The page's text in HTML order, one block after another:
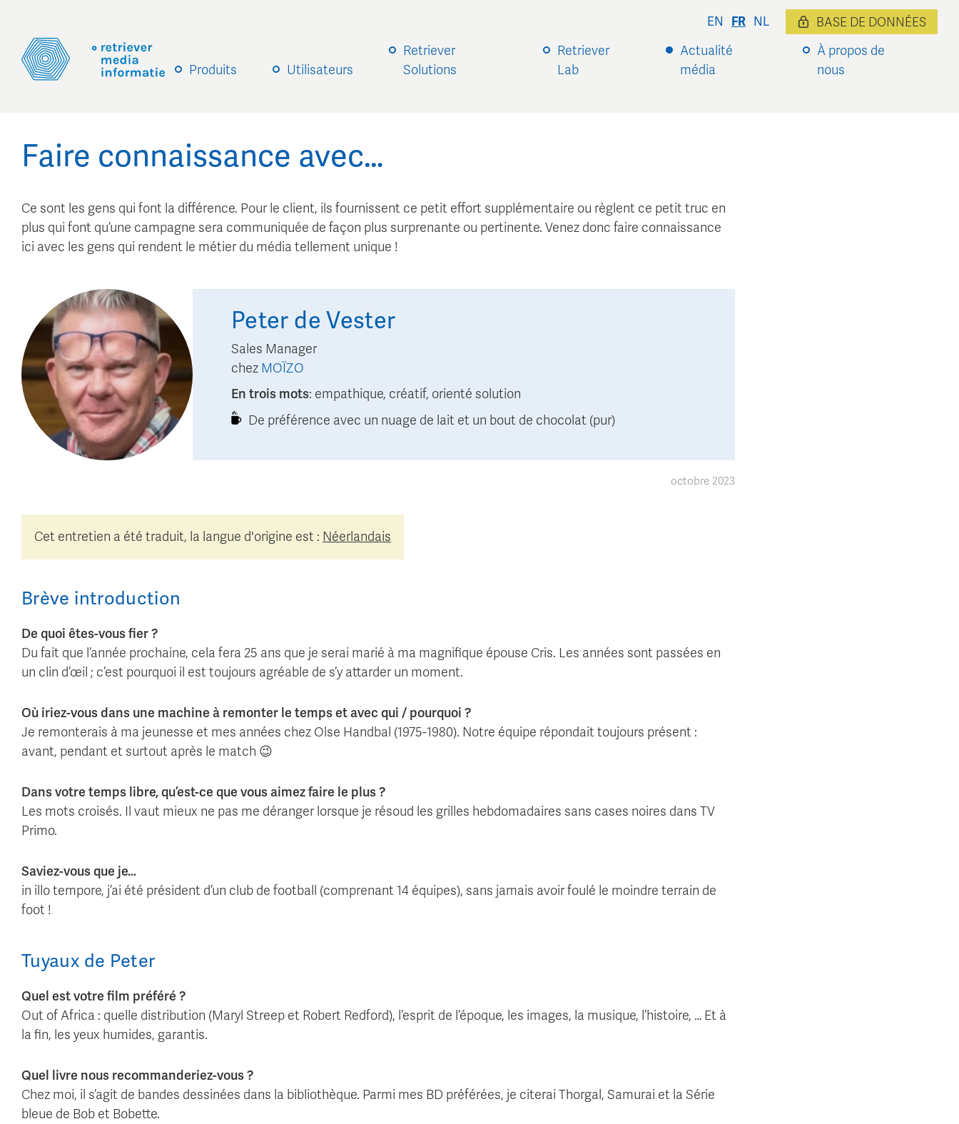
Produits Utilisateurs
Retriever
Solutions
Retriever
Lab
Actualité
média
À propos de
nous
EN FR NL BASE DE DONNÉES
Faire connaissance avec…
Ce sont les gens qui font la différence. Pour le client, ils fournissent ce petit effort supplémentaire ou règlent ce petit truc en
plus qui font qu’une campagne sera communiquée de façon plus surprenante ou pertinente. Venez donc faire connaissance
ici avec les gens qui rendent le métier du média tellement unique !
Peter de Vester
Sales Manager
chez MOÏZO
En trois mots: empathique, créatif, orienté solution
De préférence avec un nuage de lait et un bout de chocolat (pur)
octobre 2023
Cet entretien a été traduit, la langue d'origine est : Néerlandais
Brève introduction
De quoi êtes-vous fier ?
Du fait que l’année prochaine, cela fera 25 ans que je serai marié à ma magnifique épouse Cris. Les années sont passées en
un clin d’œil ; c’est pourquoi il est toujours agréable de s’y attarder un moment.
Où iriez-vous dans une machine à remonter le temps et avec qui / pourquoi ?
Je remonterais à ma jeunesse et mes années chez Olse Handbal (1975-1980). Notre équipe répondait toujours présent :
avant, pendant et surtout après le match 😉
Dans votre temps libre, qu’est-ce que vous aimez faire le plus ?
Les mots croisés. Il vaut mieux ne pas me déranger lorsque je résoud les grilles hebdomadaires sans cases noires dans TV
Primo.
Saviez-vous que je…
in illo tempore, j’ai été président d’un club de football (comprenant 14 équipes), sans jamais avoir foulé le moindre terrain de
foot !
Tuyaux de Peter
Quel est votre film préféré ?
Out of Africa : quelle distribution (Maryl Streep et Robert Redford), l’esprit de l’époque, les images, la musique, l’histoire, … Et à
la fin, les yeux humides, garantis.
Quel livre nous recommanderiez-vous ?
Chez moi, il s’agit de bandes dessinées dans la bibliothèque. Parmi mes BD préférées, je citerai Thorgal, Samurai et la Série
bleue de Bob et Bobette.